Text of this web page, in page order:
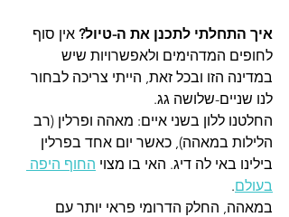
איך התחלתי לתכנן את ה-טיול? אין סוף
לחופים המדהימים ולאפשרויות שיש
במדינה הזו ובכל זאת, הייתי צריכה לבחור
לנו שניים-שלושה גג.
החלטנו ללון בשני איים: מאהה ופרלין (רב
הלילות במאהה), כאשר יום אחד בפרלין
בילינו באי לה דיג. האי בו מצוי החוף היפה
בעולם.
במאהה, החלק הדרומי פראי יותר עם